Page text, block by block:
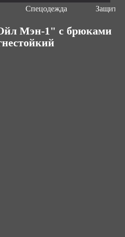
Спецодежда
Мэн-1" с брюками